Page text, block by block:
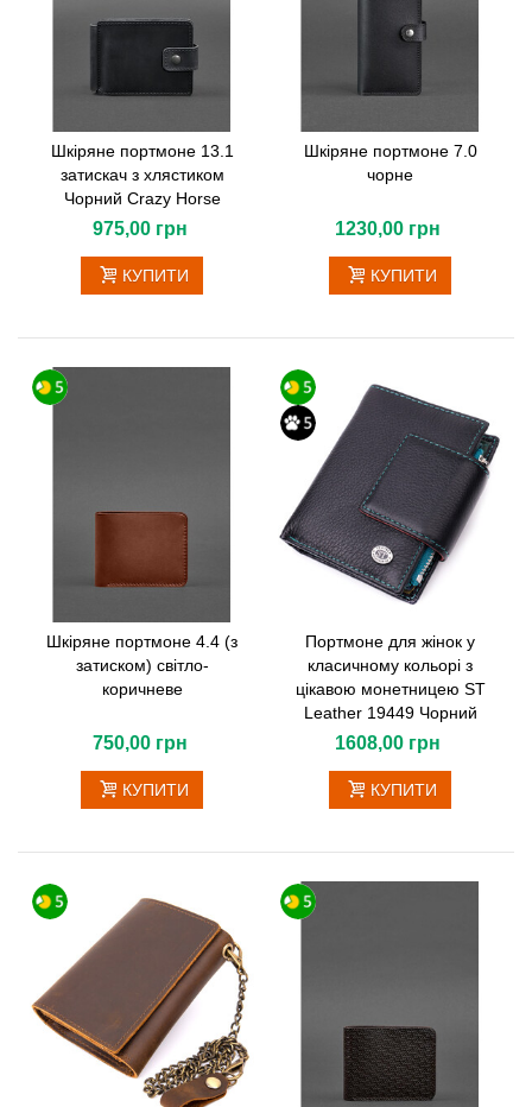
Шкіряне портмоне 13.1
затискач з хлястиком
Чорний Crazy Horse
975,00 грн
КУПИТИ
Шкіряне портмоне 7.0
чорне
1230,00 грн
КУПИТИ
Шкіряне портмоне 4.4 (з
затиском) світло-
коричневе
750,00 грн
КУПИТИ
Портмоне для жінок у
класичному кольорі з
цікавою монетницею ST
Leather 19449 Чорний
1608,00 грн
КУПИТИ